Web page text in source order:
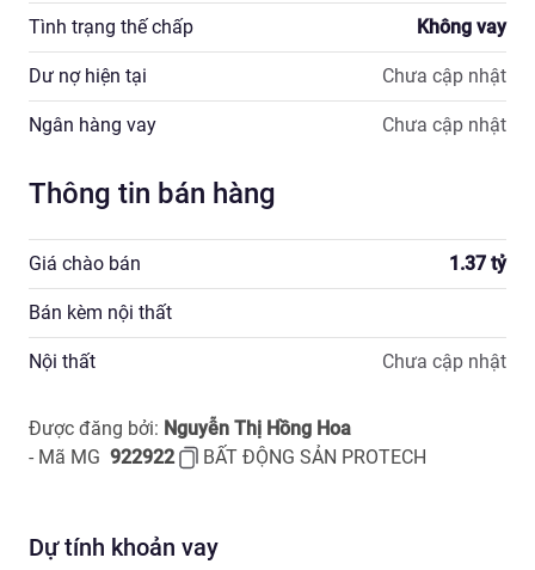
Tình trạng thế chấp Không vay
Dư nợ hiện tại Chưa cập nhật
Ngân hàng vay Chưa cập nhật
Thông tin bán hàng
Giá chào bán 1.37 tỷ
Bán kèm nội thất
Nội thất Chưa cập nhật
Được đăng bởi: Nguyễn Thị Hồng Hoa
- Mã MG 922922 - BẤT ĐỘNG SẢN PROTECH
Dự tính khoản vay